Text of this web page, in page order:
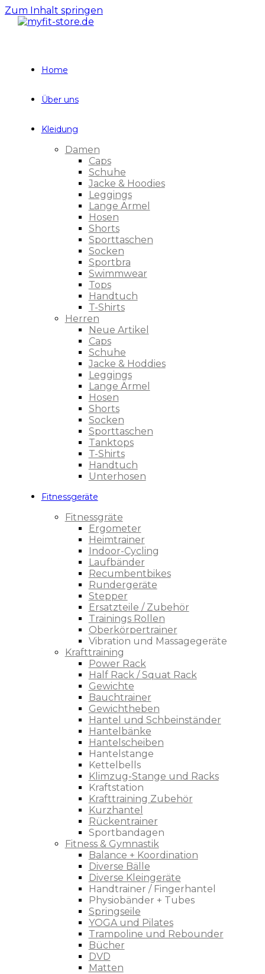
Zum Inhalt springen
Home
Über uns
Kleidung
Damen
Caps
Schuhe
Jacke & Hoodies
Leggings
Lange Ärmel
Hosen
Shorts
Sporttaschen
Socken
Sportbra
Swimmwear
Tops
Handtuch
T-Shirts
Herren
Neue Artikel
Caps
Schuhe
Jacke & Hoddies
Leggings
Lange Ärmel
Hosen
Shorts
Socken
Sporttaschen
Tanktops
T-Shirts
Handtuch
Unterhosen
Fitnessgeräte
Fitnessgräte
Ergometer
Heimtrainer
Indoor-Cycling
Laufbänder
Recumbentbikes
Rundergeräte
Stepper
Ersatzteile / Zubehör
Trainings Rollen
Oberkörpertrainer
Vibration und Massagegeräte
Krafttraining
Power Rack
Half Rack / Squat Rack
Gewichte
Bauchtrainer
Gewichtheben
Hantel und Schbeinständer
Hantelbänke
Hantelscheiben
Hantelstange
Kettelbells
Klimzug-Stange und Racks
Kraftstation
Krafttraining Zubehör
Kurzhantel
Rückentrainer
Sportbandagen
Fitness & Gymnastik
Balance + Koordination
Diverse Bälle
Diverse Kleingeräte
Handtrainer / Fingerhantel
Physiobänder + Tubes
Springseile
YOGA und Pilates
Trampoline und Rebounder
Bücher
DVD
Matten